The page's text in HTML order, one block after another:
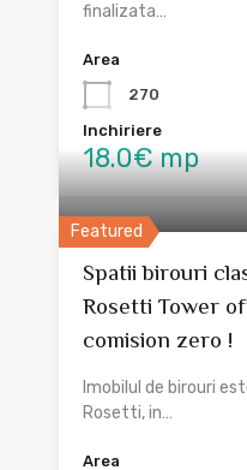
finalizata…
Area
270
Inchiriere
18.0€ mp
Featured
Spatii birouri
Rosetti Tower
comision zero !
Imobilul de birouri
Rosetti, in…
Area